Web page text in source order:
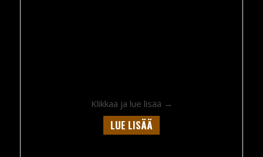
Klikkaa ja lue lisää →
LUE LISÄÄ